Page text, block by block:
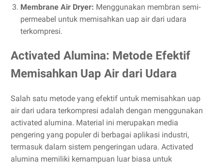
Membrane Air Dryer: Menggunakan membran semi-
permeabel untuk memisahkan uap air dari udara
terkompresi.
Activated Alumina: Metode Efektif
Memisahkan Uap Air dari Udara
Salah satu metode yang efektif untuk memisahkan uap
air dari udara terkompresi adalah dengan menggunakan
activated alumina. Material ini merupakan media
pengering yang populer di berbagai aplikasi industri,
termasuk dalam sistem pengeringan udara. Activated
alumina memiliki kemampuan luar biasa untuk